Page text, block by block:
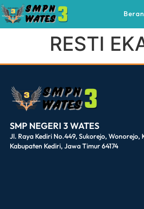
RESTI
SMP NEGERI 3 WATES
Jl. Raya Kediri No.449, Sukorejo, Wonorejo,
Kabupaten Kediri, Jawa Timur 64174